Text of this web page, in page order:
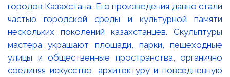
городов Казахстана. Его произведения давно стали
частью городской среды и культурной памяти
нескольких поколений казахстанцев. Скульптуры
мастера украшают площади, парки, пешеходные
улицы и общественные пространства, органично
соединяя искусство, архитектуру и повседневную